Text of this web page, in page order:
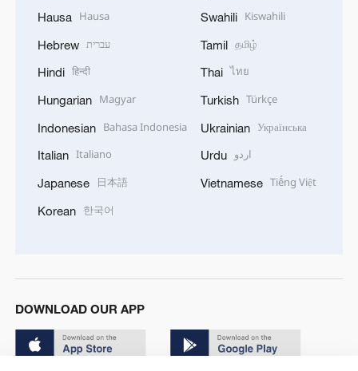
Hausa Hausa
Hebrew עברית
Hindi हिन्दी
Hungarian Magyar
Indonesian Bahasa Indonesia
Italian Italiano
Japanese 日本語
Korean 한국어
Swahili Kiswahili
Tamil தமிழ்
Thai ไทย
Turkish Türkçe
Ukrainian Українська
Urdu اردو
Vietnamese Tiếng Việt
DOWNLOAD OUR APP